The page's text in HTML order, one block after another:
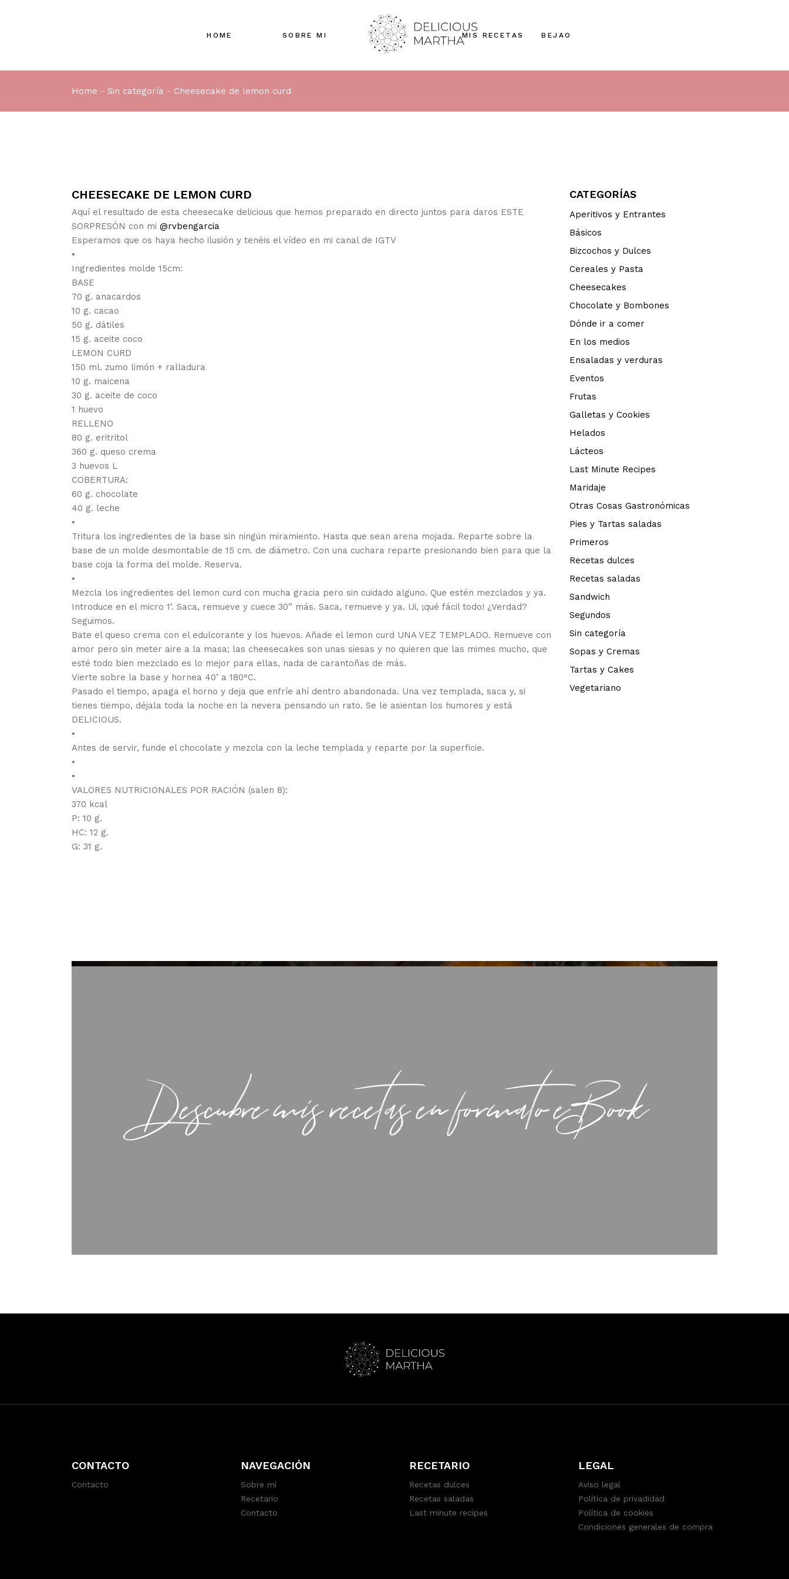
HOME SOBRE MI MIS RECETAS BEJAO
Home Sin categoría Cheesecake de lemon curd
CHEESECAKE DE LEMON CURD
Aquí el resultado de esta cheesecake delicious que hemos preparado en directo juntos para daros ESTE
SORPRESÓN con mi @rvbengarcia
Esperamos que os haya hecho ilusión y tenéis el vídeo en mi canal de IGTV
•
Ingredientes molde 15cm:
BASE
70 g. anacardos
10 g. cacao
50 g. dátiles
15 g. aceite coco
LEMON CURD
150 ml. zumo limón + ralladura
10 g. maicena
30 g. aceite de coco
1 huevo
RELLENO
80 g. eritritol
360 g. queso crema
3 huevos L
COBERTURA:
60 g. chocolate
40 g. leche
•
Tritura los ingredientes de la base sin ningún miramiento. Hasta que sean arena mojada. Reparte sobre la
base de un molde desmontable de 15 cm. de diámetro. Con una cuchara reparte presionando bien para que la
base coja la forma del molde. Reserva.
•
Mezcla los ingredientes del lemon curd con mucha gracia pero sin cuidado alguno. Que estén mezclados y ya.
Introduce en el micro 1’. Saca, remueve y cuece 30” más. Saca, remueve y ya. Ui, ¡qué fácil todo! ¿Verdad?
Seguimos.
Bate el queso crema con el edulcorante y los huevos. Añade el lemon curd UNA VEZ TEMPLADO. Remueve con
amor pero sin meter aire a la masa; las cheesecakes son unas siesas y no quieren que las mimes mucho, que
esté todo bien mezclado es lo mejor para ellas, nada de carantoñas de más.
Vierte sobre la base y hornea 40’ a 180°C.
Pasado el tiempo, apaga el horno y deja que enfríe ahí dentro abandonada. Una vez templada, saca y, si
tienes tiempo, déjala toda la noche en la nevera pensando un rato. Se le asientan los humores y está
DELICIOUS.
•
Antes de servir, funde el chocolate y mezcla con la leche templada y reparte por la superficie.
•
•
VALORES NUTRICIONALES POR RACIÓN (salen 8):
370 kcal
P: 10 g.
HC: 12 g.
G: 31 g.
CATEGORÍAS
Aperitivos y Entrantes
Básicos
Bizcochos y Dulces
Cereales y Pasta
Cheesecakes
Chocolate y Bombones
Dónde ir a comer
En los medios
Ensaladas y verduras
Eventos
Frutas
Galletas y Cookies
Helados
Lácteos
Last Minute Recipes
Maridaje
Otras Cosas Gastronómicas
Pies y Tartas saladas
Primeros
Recetas dulces
Recetas saladas
Sandwich
Segundos
Sin categoría
Sopas y Cremas
Tartas y Cakes
Vegetariano
Descubre mis recetas en formato eBook
CONTACTO
Contacto
NAVEGACIÓN
Sobre mi
Recetario
Contacto
RECETARIO
Recetas dulces
Recetas saladas
Last minute recipes
LEGAL
Aviso legal
Política de privadidad
Política de cookies
Condiciones generales de compra